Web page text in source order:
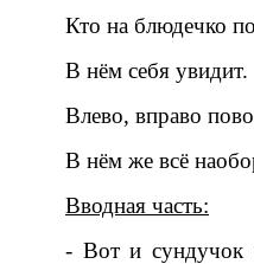
Кто на блюдечко
В нём себя увидит.
Влево, вправо
В нём же всё
Вводная часть:
- Вот и сундучок